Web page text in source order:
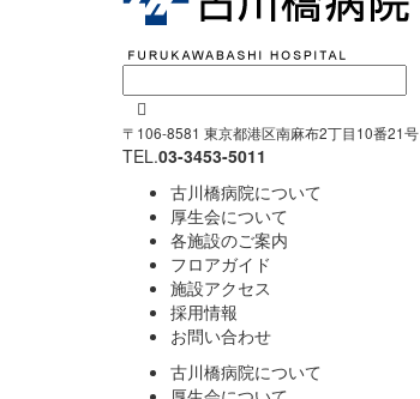

〒106-8581 東京都港区南麻布2丁目10番21号
TEL.03-3453-5011
古川橋病院について
厚生会について
各施設のご案内
フロアガイド
施設アクセス
採用情報
お問い合わせ
古川橋病院について